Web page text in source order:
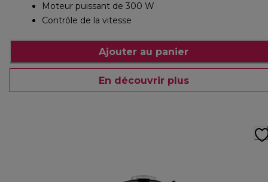
Moteur puissant de 300 W
Contrôle de la vitesse
Ajouter au panier
En découvrir plus